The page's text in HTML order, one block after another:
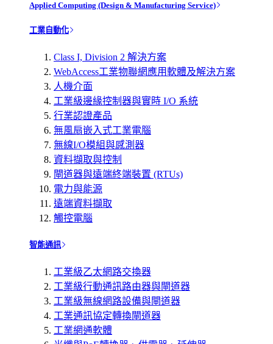
Applied Computing (Design & Manufacturing Service)
工業自動化
Class I, Division 2 解決方案
WebAccess工業物聯網應用軟體及解決方案
人機介面
工業級邊緣控制器與實時 I/O 系統
行業認證產品
無風扇嵌入式工業電腦
無線I/O模組與感測器
資料擷取與控制
閘道器與遠端終端裝置 (RTUs)
電力與能源
遠端資料擷取
觸控電腦
智能通訊
工業級乙太網路交換器
工業級行動通訊路由器與閘道器
工業級無線網路設備與閘道器
工業通訊協定轉換閘道器
工業網通軟體